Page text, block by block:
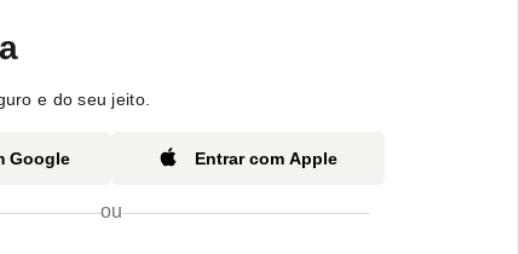
e do seu jeito.
Google Entrar com Apple
ou